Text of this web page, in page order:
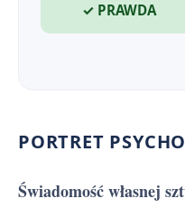
✓ PRAWDA
PORTRET
Świadomość własnej